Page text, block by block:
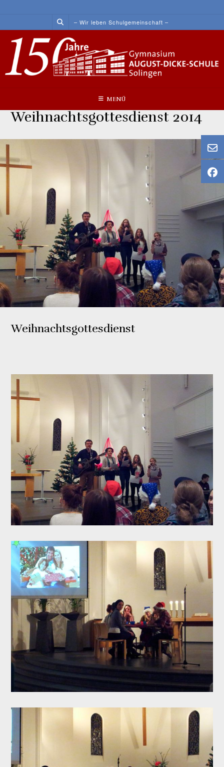
content
– Wir leben Schulgemeinschaft –
MENÜ
Weihnachtsgottesdienst 2014
Weihnachtsgottesdienst